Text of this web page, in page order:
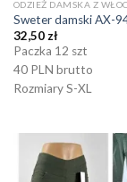
ODZIEŻ DAMSKA Z
Sweter damski AX-
32,50zł
Paczka 12 szt
40 PLN brutto
Rozmiary S-XL